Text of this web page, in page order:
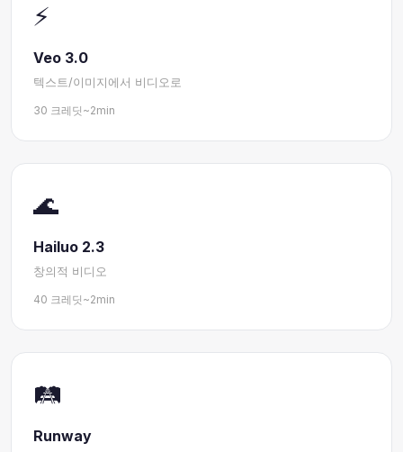
⚡
Veo 3.0
텍스트/이미지에서 비디오로
30 크레딧 ~2min
🌊
Hailuo 2.3
창의적 비디오
40 크레딧 ~2min
🛤️
Runway